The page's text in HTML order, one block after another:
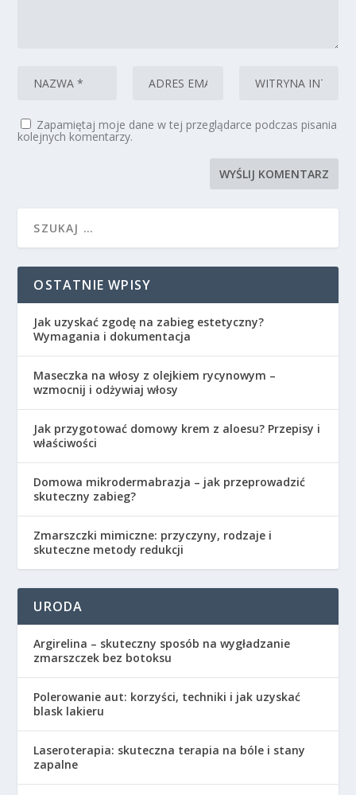
Zapamiętaj moje dane w tej przeglądarce podczas pisania
kolejnych komentarzy.
OSTATNIE WPISY
Jak uzyskać zgodę na zabieg estetyczny?
Wymagania i dokumentacja
Maseczka na włosy z olejkiem rycynowym –
wzmocnij i odżywiaj włosy
Jak przygotować domowy krem z aloesu? Przepisy i
właściwości
Domowa mikrodermabrazja – jak przeprowadzić
skuteczny zabieg?
Zmarszczki mimiczne: przyczyny, rodzaje i
skuteczne metody redukcji
URODA
Argirelina – skuteczny sposób na wygładzanie
zmarszczek bez botoksu
Polerowanie aut: korzyści, techniki i jak uzyskać
blask lakieru
Laseroterapia: skuteczna terapia na bóle i stany
zapalne